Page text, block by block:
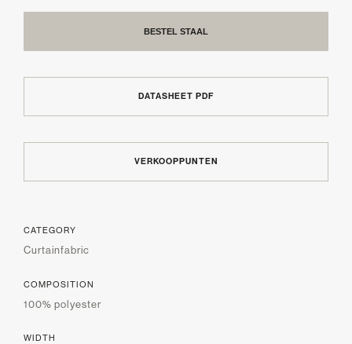
BESTEL STAAL
DATASHEET PDF
VERKOOPPUNTEN
CATEGORY
Curtainfabric
COMPOSITION
100% polyester
WIDTH